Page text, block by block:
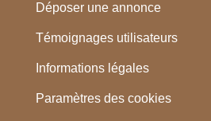
Déposer une annonce
Témoignages utilisateurs
Informations légales
Paramètres des cookies